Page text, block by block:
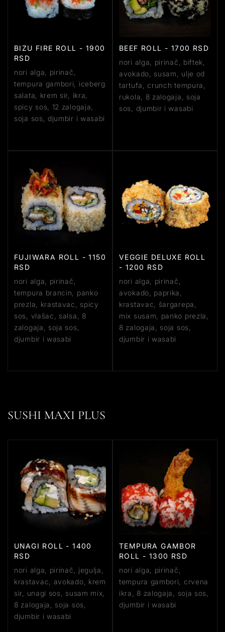
BIZU FIRE ROLL - 1900
RSD
nori alga, pirinač,
tempura gambori, iceberg
salata, krem sir, ikra,
spicy sos, 12 zalogaja,
soja sos, djumbir i wasabi
BEEF ROLL - 1700 RSD
nori alga, pirinač, biftek,
avokado, susam, ulje od
tartufa, crunch tempura,
rukola, 8 zalogaja, soja
sos, djumbir i wasabi
FUJIWARA ROLL - 1150
RSD
nori alga, pirinač,
tempura brancin, panko
prezla, krastavac, spicy
sos, vlašac, salsa, 8
zalogaja, soja sos,
djumbir i wasabi
VEGGIE DELUXE ROLL
- 1200 RSD
nori alga, pirinač,
avokado, paprika,
krastavac, šargarepa,
mix susam, panko prezla,
8 zalogaja, soja sos,
djumbir i wasabi
SUSHI MAXI PLUS
UNAGI ROLL - 1400
RSD
nori alga, pirinač, jegulja,
krastavac, avokado, krem
sir, unagi sos, susam mix,
8 zalogaja, soja sos,
djumbir i wasabi
TEMPURA GAMBOR
ROLL - 1300 RSD
nori alga, pirinač,
tempura gambori, crvena
ikra, 8 zalogaja, soja sos,
djumbir i wasabi